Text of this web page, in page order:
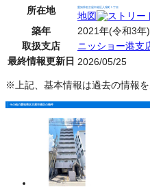
所在地 愛知県名古屋市港区入場町１丁目
地図
築年
2021年(令和3年
取扱支店
ニッショー港支
最終情報更新日 2026/05/25
※上記、基本情報は過去の情報を
その他の愛知県名古屋市港区の物件